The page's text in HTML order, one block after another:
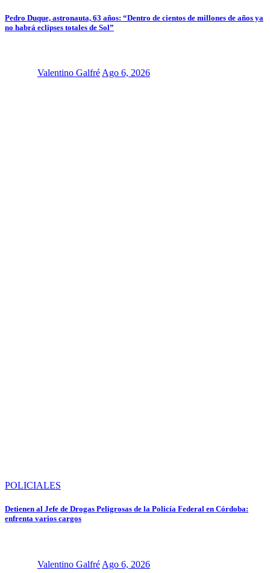
Pedro Duque, astronauta, 63 años: “Dentro de cientos de millones de años ya
no habrá eclipses totales de Sol”
Valentino Galfré Ago 6, 2026
POLICIALES
Detienen al Jefe de Drogas Peligrosas de la Policía Federal en Córdoba:
enfrenta varios cargos
Valentino Galfré Ago 6, 2026